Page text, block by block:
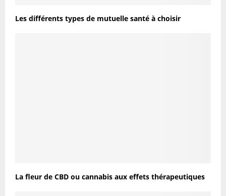
Les différents types de mutuelle santé à choisir
La fleur de CBD ou cannabis aux effets thérapeutiques